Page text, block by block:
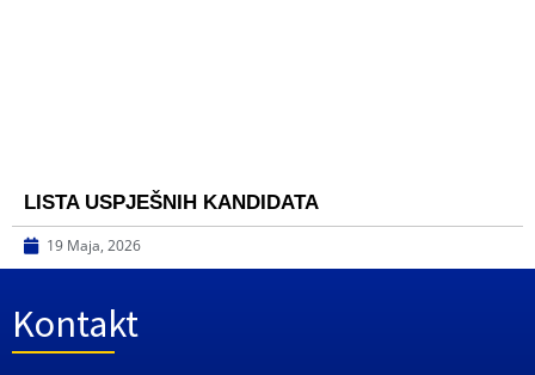
LISTA USPJEŠNIH KANDIDATA
19 Maja, 2026
Kontakt